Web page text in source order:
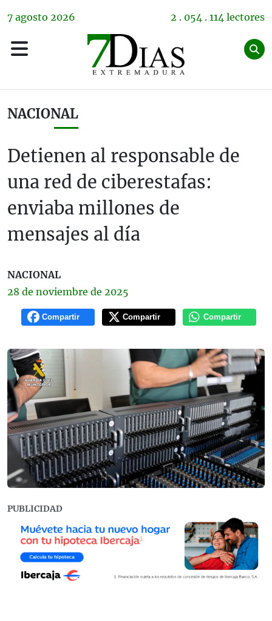
7 agosto 2026 2 . 054 . 114 lectores
NACIONAL
Detienen al responsable de
una red de ciberestafas:
enviaba millones de
mensajes al día
NACIONAL
28 de noviembre de 2025
Compartir Compartir Compartir
PUBLICIDAD